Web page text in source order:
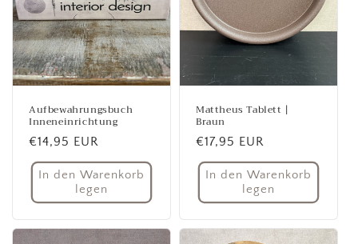
Aufbewahrungsbuch
Inneneinrichtung
Normaler
Preis
€14,95 EUR
In den Warenkorb
legen
Mattheus Tablett |
Braun
Normaler
Preis
€17,95 EUR
In den Warenkorb
legen